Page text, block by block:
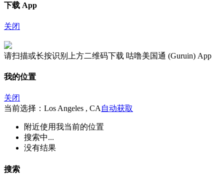
下载 App
关闭
请扫描或长按识别上方二维码下载 咕噜美国通 (Guruin) App
我的位置
关闭
当前选择：Los Angeles , CA自动获取
附近使用我当前的位置
搜索中...
没有结果
搜索